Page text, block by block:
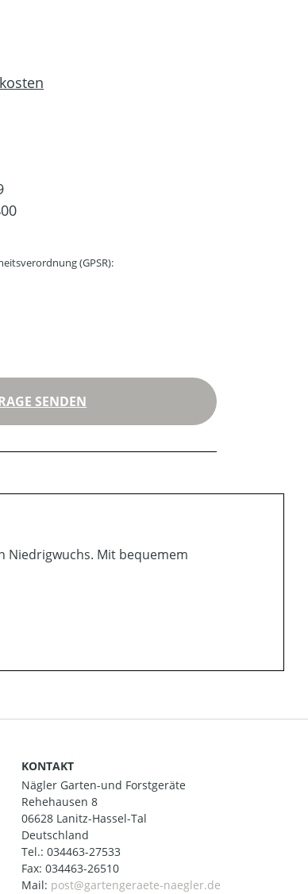
(GPSR):
SENDEN
Niedrigwuchs. Mit bequemem
KONTAKT
Nägler Garten-und Forstgeräte
Rehehausen 8
06628 Lanitz-Hassel-Tal
Deutschland
Tel.: 034463-27533
Fax: 034463-26510
Mail: